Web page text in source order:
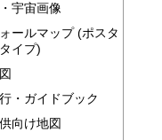
宇宙画像
ールマップ (ポスタ
イプ)
・ガイドブック
向け地図